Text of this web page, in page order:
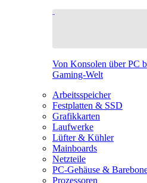
Von Konsolen über PC
Gaming-Welt
Arbeitsspeicher
Festplatten & SSD
Grafikkarten
Laufwerke
Lüfter & Kühler
Mainboards
Netzteile
PC-Gehäuse &
Prozessoren